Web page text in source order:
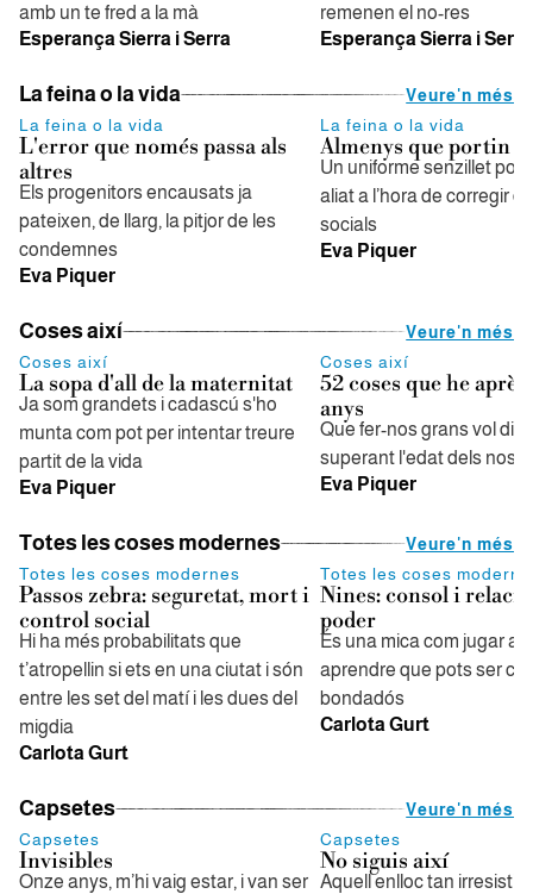
amb un te fred a la mà
Esperança Sierra i Serra
remenen el no-res
Esperança Sierra i Serra
La feina o la vida
Veure'n més
La feina o la vida
L'error que només passa als
altres
Els progenitors encausats ja
pateixen, de llarg, la pitjor de les
condemnes
Eva Piquer
La feina o la vida
Almenys que portin
Un uniforme senzillet
aliat a l’hora de corregir
socials
Eva Piquer
Coses així
Veure'n més
Coses així
La sopa d'all de la maternitat
Ja som grandets i cadascú s'ho
munta com pot per intentar treure
partit de la vida
Eva Piquer
Coses així
52 coses que he après
anys
Que fer-nos grans vol dir
superant l'edat dels
Eva Piquer
Totes les coses modernes
Veure'n més
Totes les coses modernes
Passos zebra: seguretat, mort i
control social
Hi ha més probabilitats que
t’atropellin si ets en una ciutat i són
entre les set del matí i les dues del
migdia
Carlota Gurt
Totes les coses
Nines: consol i
poder
És una mica com jugar a
aprendre que pots ser
bondadós
Carlota Gurt
Capsetes
Veure'n més
Capsetes
Invisibles
Onze anys, m’hi vaig estar, i van ser
Capsetes
No siguis així
Aquell enlloc tan